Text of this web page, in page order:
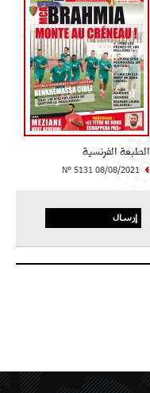
الطبعة الفرنسية
N° 5131 08/08/2021
إرسال